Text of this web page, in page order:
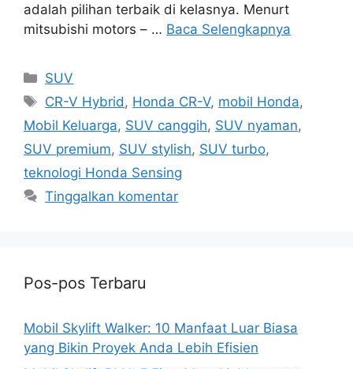
adalah pilihan terbaik di kelasnya. Menurt
mitsubishi motors – … Baca Selengkapnya
Kategori
SUV
Tag
CR-V Hybrid , Honda CR-V, mobil Honda,
Mobil Keluarga, SUV canggih, SUV nyaman,
SUV premium, SUV stylish, SUV turbo,
teknologi Honda Sensing
Tinggalkan komentar
Pos-pos Terbaru
Mobil Skylift Walker: 10 Manfaat Luar Biasa
yang Bikin Proyek Anda Lebih Efisien